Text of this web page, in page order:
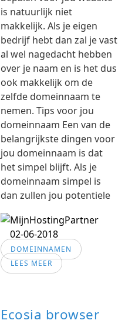
is natuurlijk niet
makkelijk. Als je eigen
bedrijf hebt dan zal je vast
al wel nagedacht hebben
over je naam en is het dus
ook makkelijk om de
zelfde domeinnaam te
nemen. Tips voor jou
domeinnaam Een van de
belangrijkste dingen voor
jou domeinnaam is dat
het simpel blijft. Als je
domeinnaam simpel is
dan zullen jou potentiele
02-06-2018
DOMEINNAMEN
LEES MEER
Ecosia browser